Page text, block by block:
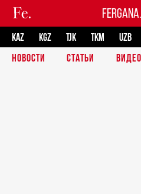
KAZ KGZ TJK TKM UZB
НОВОСТИ
СТАТЬИ ВИДЕО